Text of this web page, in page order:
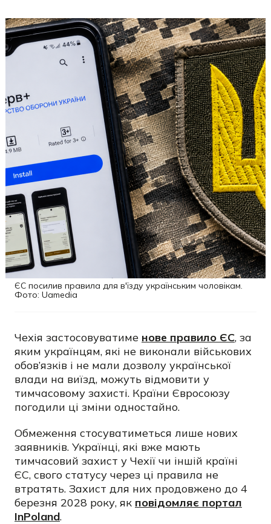
ЄС посилив правила для в'їзду українським чоловікам.
Фото: Uamedia
Чехія застосовуватиме нове правило ЄС, за
яким українцям, які не виконали військових
обов’язків і не мали дозволу української
влади на виїзд, можуть відмовити у
тимчасовому захисті. Країни Євросоюзу
погодили ці зміни одностайно.
Обмеження стосуватиметься лише нових
заявників. Українці, які вже мають
тимчасовий захист у Чехії чи іншій країні
ЄС, свого статусу через ці правила не
втратять. Захист для них продовжено до 4
березня 2028 року, як повідомляє портал
InPoland.